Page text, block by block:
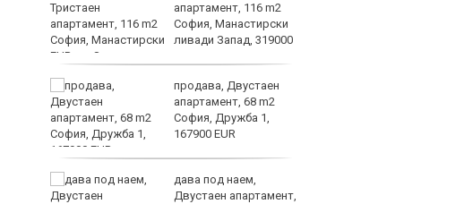
апартамент, 116 m2
София, Манастирски
ливади Запад, 319000
EUR
продава, Двустаен
апартамент, 68 m2
София, Дружба 1,
167900 EUR
дава под наем,
Двустаен апартамент,